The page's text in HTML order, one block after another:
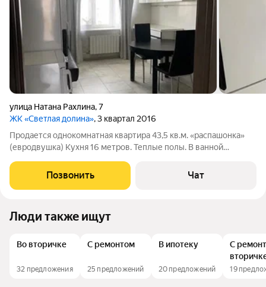
улица Натана Рахлина,7
ЖК «Светлая долина», 3 квартал 2016
Продается однокомнатная квартира 43,5 кв.м. «рacпaшонкa»
(евродвушка) Кухня 16 метров. Теплые полы. В ванной
домом детские сады, школа, магазины, пекарня, кафе, салоны
красоты, парк и многое
Позвонить Чат
Люди также ищут
Во вторичке
32 предложения
С ремонтом
25 предложений
В ипотеку
20 предложений
С
19